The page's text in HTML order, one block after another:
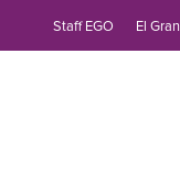
Staff EGO El